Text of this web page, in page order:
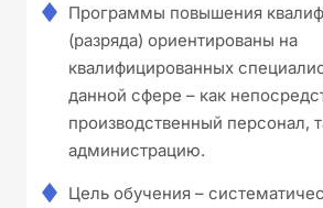
Программы повышения
(разряда) ориентированы на
квалифицированных
данной сфере – как
производственный персонал,
администрацию.
Цель обучения –